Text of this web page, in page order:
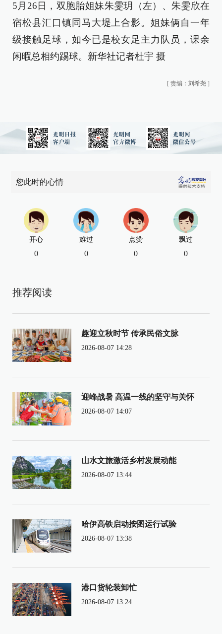
5月26日，双胞胎姐妹朱雯玥（左）、朱雯欣在
宿松县汇口镇同马大堤上合影。姐妹俩自一年
级接触足球，如今已是校女足主力队员，课余
闲暇总相约踢球。新华社记者杜宇 摄
[ 责编：刘希尧 ]
您此时的心情
开心
0
难过
0
点赞
0
飘过
0
推荐阅读
趣迎立秋时节 传承民俗文脉
2026-08-07 14:28
迎峰战暑 高温一线的坚守与关怀
2026-08-07 14:07
山水文旅激活乡村发展动能
2026-08-07 13:44
哈伊高铁启动按图运行试验
2026-08-07 13:38
港口货轮装卸忙
2026-08-07 13:24